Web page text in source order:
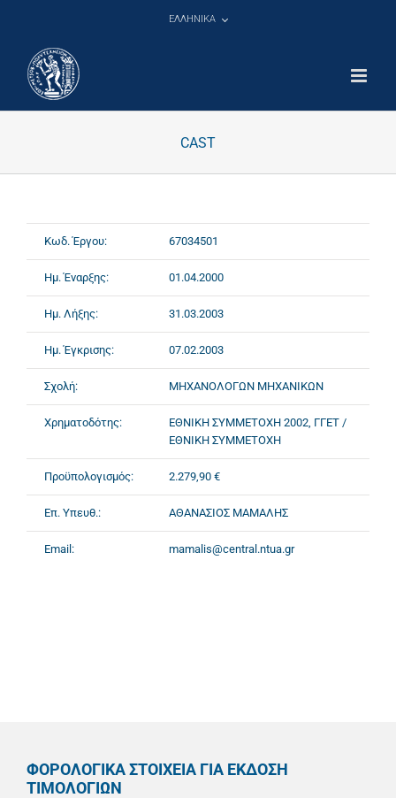
ΕΛΛΗΝΙΚΑ
CAST
Κωδ. Έργου: 67034501
Ημ. Έναρξης: 01.04.2000
Ημ. Λήξης: 31.03.2003
Ημ. Έγκρισης: 07.02.2003
Σχολή: ΜΗΧΑΝΟΛΟΓΩΝ ΜΗΧΑΝΙΚΩΝ
Χρηματοδότης:
ΕΘΝΙΚΗ ΣΥΜΜΕΤΟΧΗ 2002, ΓΓΕΤ /
ΕΘΝΙΚΗ ΣΥΜΜΕΤΟΧΗ
Προϋπολογισμός: 2.279,90 €
Επ. Υπευθ.: ΑΘΑΝΑΣΙΟΣ ΜΑΜΑΛΗΣ
Email: mamalis@central.ntua.gr
ΦΟΡΟΛΟΓΙΚΑ ΣΤΟΙΧΕΙΑ ΓΙΑ ΕΚΔΟΣΗ
ΤΙΜΟΛΟΓΙΩΝ